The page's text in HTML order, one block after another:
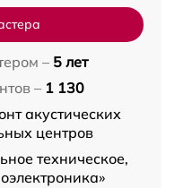
– 5 лет
– 1 130
акустических
центров
техническое,